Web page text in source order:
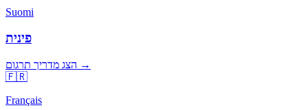
Suomi
פינית
הצג מדריך תרגום →
🇫🇷
Français